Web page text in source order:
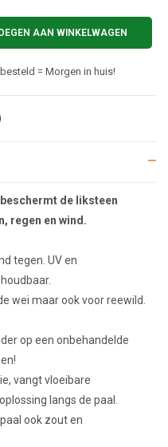
AAN WINKELWAGEN
= Morgen in huis!
de liksteen
regen en wind.
tegen. UV en
wei maar ook voor reewild.
op een onbehandelde
vangt vloeibare
langs de paal.
ook zout en